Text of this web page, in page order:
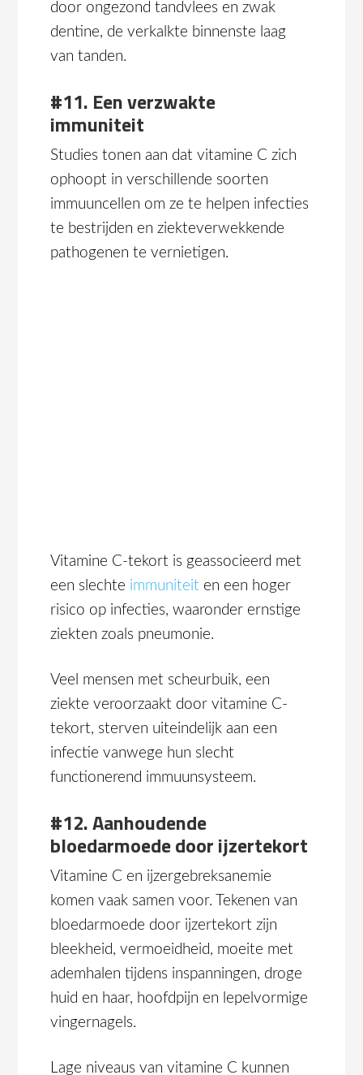
door ongezond tandvlees en zwak
dentine, de verkalkte binnenste laag
van tanden.
#11. Een verzwakte
immuniteit
Studies tonen aan dat vitamine C zich
ophoopt in verschillende soorten
immuuncellen om ze te helpen infecties
te bestrijden en ziekteverwekkende
pathogenen te vernietigen.
Vitamine C-tekort is geassocieerd met
een slechte immuniteit en een hoger
risico op infecties, waaronder ernstige
ziekten zoals pneumonie.
Veel mensen met scheurbuik, een
ziekte veroorzaakt door vitamine C-
tekort, sterven uiteindelijk aan een
infectie vanwege hun slecht
functionerend immuunsysteem.
#12. Aanhoudende
bloedarmoede door ijzertekort
Vitamine C en ijzergebreksanemie
komen vaak samen voor. Tekenen van
bloedarmoede door ijzertekort zijn
bleekheid, vermoeidheid, moeite met
ademhalen tijdens inspanningen, droge
huid en haar, hoofdpijn en lepelvormige
vingernagels.
Lage niveaus van vitamine C kunnen